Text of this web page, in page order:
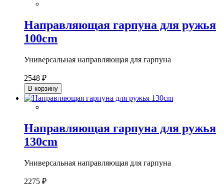
Направляющая гарпуна для ружья
100cm
Универсальная направляющая для гарпуна
2548 ₽
В корзину
Направляющая гарпуна для ружья
130cm
Универсальная направляющая для гарпуна
2275 ₽